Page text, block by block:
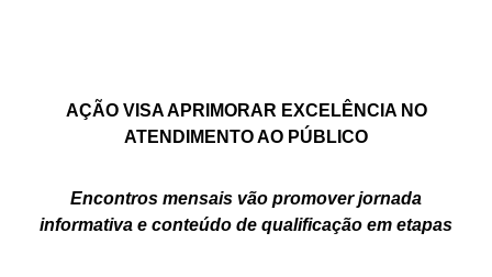
AÇÃO VISA APRIMORAR EXCELÊNCIA NO
ATENDIMENTO AO PÚBLICO
Encontros mensais vão promover jornada
informativa e conteúdo de qualificação em etapas